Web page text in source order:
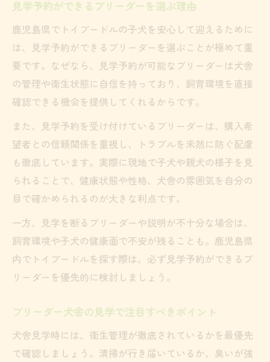
見学予約ができるブリーダーを選ぶ理由
鹿児島県でトイプードルの子犬を安心して迎えるために
は、見学予約ができるブリーダーを選ぶことが極めて重
要です。なぜなら、見学予約が可能なブリーダーは犬舎
の管理や衛生状態に自信を持っており、飼育環境を直接
確認できる機会を提供してくれるからです。
また、見学予約を受け付けているブリーダーは、購入希
望者との信頼関係を重視し、トラブルを未然に防ぐ配慮
も徹底しています。実際に現地で子犬や親犬の様子を見
られることで、健康状態や性格、犬舎の雰囲気を自分の
目で確かめられるのが大きな利点です。
一方、見学を断るブリーダーや説明が不十分な場合は、
飼育環境や子犬の健康面で不安が残ることも。鹿児島県
内でトイプードルを探す際は、必ず見学予約ができるブ
リーダーを優先的に検討しましょう。
ブリーダー犬舎の見学で注目すべきポイント
犬舎見学時には、衛生管理が徹底されているかを最優先
で確認しましょう。清掃が行き届いているか、臭いが強